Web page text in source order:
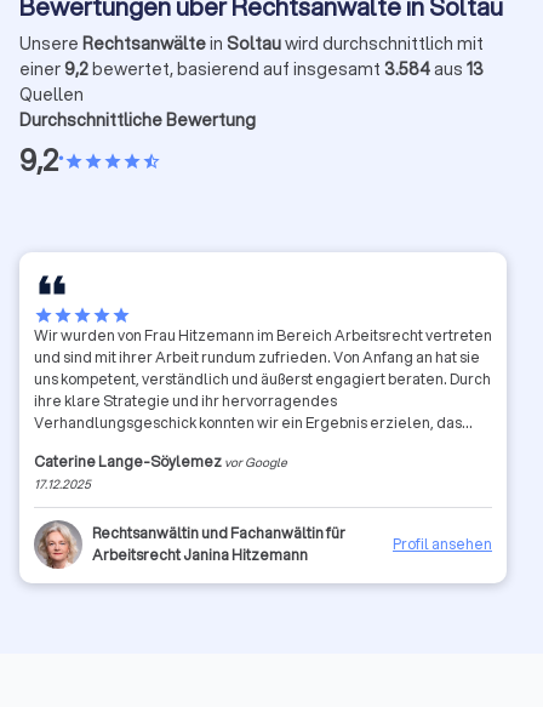
Bewertungen über Rechtsanwälte in Soltau
Unsere Rechtsanwältein Soltauwird durchschnittlich mit
einer9,2bewertet, basierend auf insgesamt 3.584aus 13
Quellen
Durchschnittliche Bewertung
9,2•starstarstarstarstar_half
starstarstarstarstar
Wir wurden von Frau Hitzemann im Bereich Arbeitsrecht vertreten
und sind mit ihrer Arbeit rundum zufrieden. Von Anfang an hat sie
uns kompetent, verständlich und äußerst engagiert beraten. Durch
ihre klare Strategie und ihr hervorragendes
Verhandlungsgeschick konnten wir ein Ergebnis erzielen, das
beeindruckt haben uns ihre Zuverlässigkeit, die schnelle
Kommunikation und das Gefühl, jederzeit bestens aufgehoben zu
sein. Frau Hitzemann ist fachlich wie menschlich absolut
empfehlenswert – wir würden uns jederzeit wieder von ihr
vertreten lassen.
Caterine Lange-Söylemez vor Google
17.12.2025
Rechtsanwältin und Fachanwältin für
Arbeitsrecht Janina Hitzemann
Profil ansehen